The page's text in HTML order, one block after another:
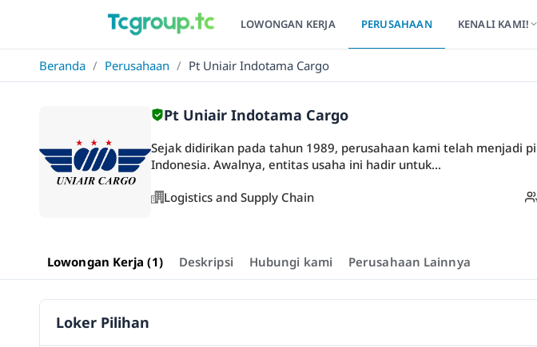
LOWONGAN KERJA PERUSAHAAN KENALI KAMI!
Beranda / Perusahaan / Pt Uniair Indotama Cargo
Pt Uniair Indotama Cargo
Sejak didirikan pada tahun 1989, perusahaan kami telah menjadi
Indonesia. Awalnya, entitas usaha ini hadir untuk...
Logistics and Supply Chain
Lowongan Kerja (1) Deskripsi Hubungi kami Perusahaan Lainnya
Loker Pilihan